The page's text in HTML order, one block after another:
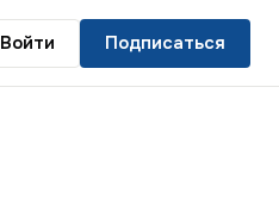
Войти Подписаться